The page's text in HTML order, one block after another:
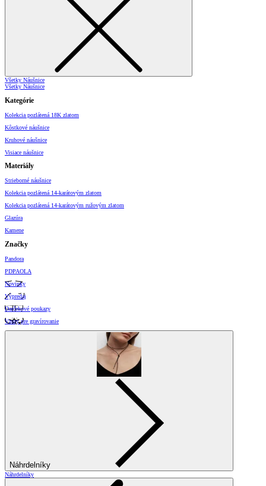
Všetky Náušnice
Všetky Náušnice
Kategórie
Kolekcia pozlátená 18K zlatom
Kôstkové náušnice
Kruhové náušnice
Visiace náušnice
Materiály
Strieborné náušnice
Kolekcia pozlátená 14-karátovým zlatom
Kolekcia pozlátená 14-karátovým ružovým zlatom
Glazúra
Kamene
Značky
Pandora
PDPAOLA
Novinky
Výpredaj
Darčekové poukazy
Vzory pre gravírovanie
Náhrdelníky
Náhrdelníky